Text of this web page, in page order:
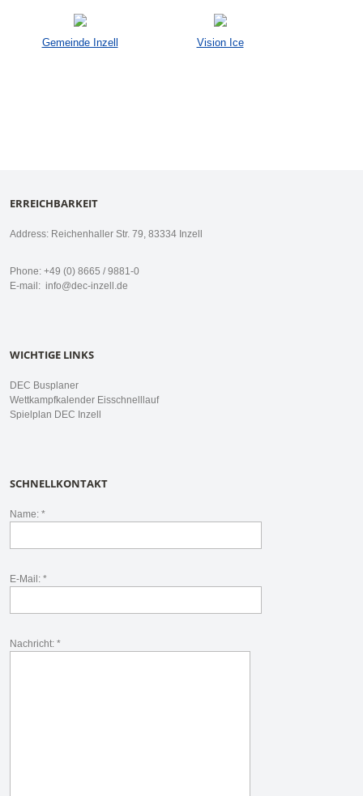
Gemeinde Inzell Vision Ice
ERREICHBARKEIT
Address: Reichenhaller Str. 79, 83334 Inzell
Phone: +49 (0) 8665 / 9881-0
E-mail: info@dec-inzell.de
WICHTIGE LINKS
DEC Busplaner
Wettkampfkalender Eisschnelllauf
Spielplan DEC Inzell
SCHNELLKONTAKT
Name: *
E-Mail: *
Nachricht: *